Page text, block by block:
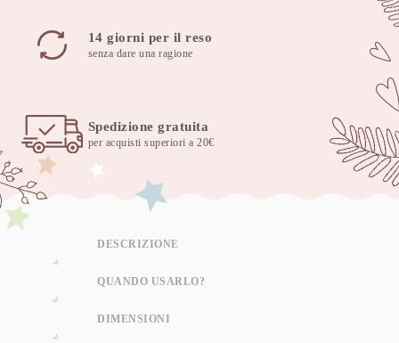
14 giorni per il reso
senza dare una ragione
Spedizione gratuita
per acquisti superiori a 20€
DESCRIZIONE
QUANDO USARLO?
DIMENSIONI